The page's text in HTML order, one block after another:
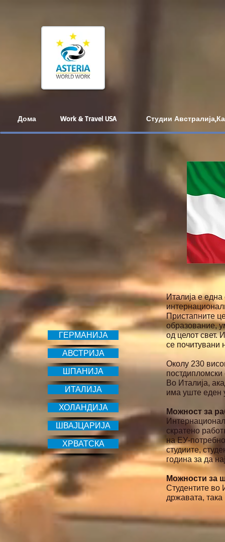
Дома Work & Travel USA Студии
ГЕРМАНИЈА
АВСТРИЈА
ШПАНИЈА
ИТАЛИЈА
ХОЛАНДИЈА
ШВАЈЦАРИЈА
ХРВАТСКА
Италија е
Пристапните
образование,
од целот свет.
се почитувани
Околу 230
постдипломски
Во Италија,
има уште еден
Можност за
скратено
на ЕУ-
студиите,
година за да
Можности за
Студентите во
државата, така